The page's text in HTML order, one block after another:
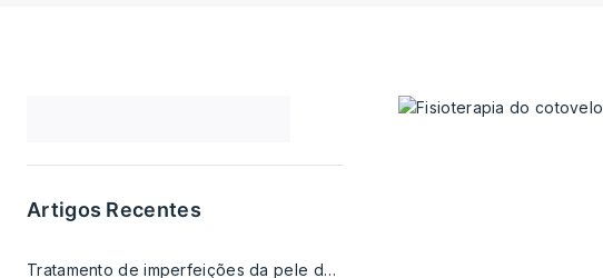
Artigos Recentes
Tratamento de imperfeições da pele do rosto e corpo